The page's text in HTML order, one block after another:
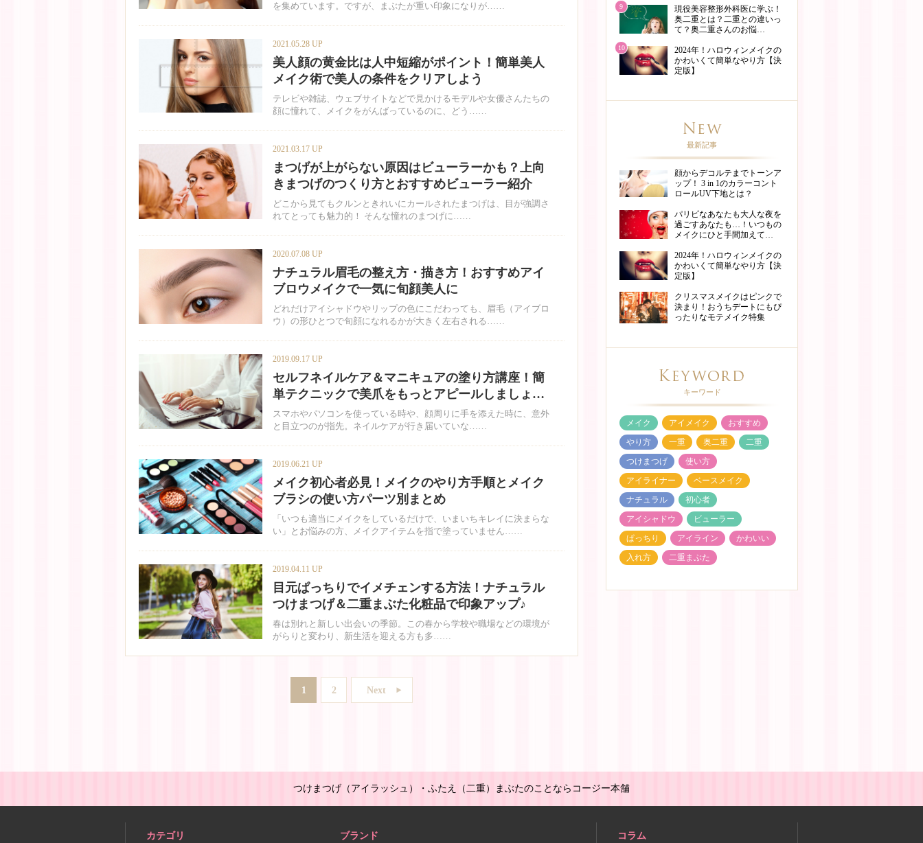
を集めています。ですが、まぶたが重い印象になりが……
2021.05.28 UP
美人顔の黄金比は人中短縮がポイント！簡単美人
メイク術で美人の条件をクリアしよう
テレビや雑誌、ウェブサイトなどで見かけるモデルや女優さんたちの
顔に憧れて、メイクをがんばっているのに、どう……
2021.03.17 UP
まつげが上がらない原因はビューラーかも？上向
きまつげのつくり方とおすすめビューラー紹介
どこから見てもクルンときれいにカールされたまつげは、目が強調さ
れてとっても魅力的！ そんな憧れのまつげに……
2020.07.08 UP
ナチュラル眉毛の整え方・描き方！おすすめアイ
ブロウメイクで一気に旬顔美人に
どれだけアイシャドウやリップの色にこだわっても、眉毛（アイブロ
ウ）の形ひとつで旬顔になれるかが大きく左右される……
2019.09.17 UP
セルフネイルケア＆マニキュアの塗り方講座！簡
単テクニックで美爪をもっとアピールしましょ…
スマホやパソコンを使っている時や、顔周りに手を添えた時に、意外
と目立つのが指先。ネイルケアが行き届いていな……
2019.06.21 UP
メイク初心者必見！メイクのやり方手順とメイク
ブラシの使い方パーツ別まとめ
「いつも適当にメイクをしているだけで、いまいちキレイに決まらな
い」とお悩みの方、メイクアイテムを指で塗っていません……
2019.04.11 UP
目元ぱっちりでイメチェンする方法！ナチュラル
つけまつげ＆二重まぶた化粧品で印象アップ♪
春は別れと新しい出会いの季節。この春から学校や職場などの環境が
がらりと変わり、新生活を迎える方も多……
1 2 Next
9
現役美容整形外科医に学ぶ！
奥二重とは？二重との違いっ
て？奥二重さんのお悩…
10
2024年！ハロウィンメイクの
かわいくて簡単なやり方【決
定版】
最新記事
顔からデコルテまでトーンア
ップ！ 3 in 1のカラーコント
ロールUV下地とは？
パリピなあなたも大人な夜を
過ごすあなたも…！いつもの
メイクにひと手間加えて…
2024年！ハロウィンメイクの
かわいくて簡単なやり方【決
定版】
クリスマスメイクはピンクで
決まり！おうちデートにもぴ
ったりなモテメイク特集
キーワード
メイク アイメイク
おすすめ
やり方
一重 奥二重
二重
つけまつげ
使い方
アイライナー
ベースメイク
ナチュラル
初心者
アイシャドウ
ビューラー
ぱっちり
アイライン
かわいい
入れ方
二重まぶた
つけまつげ（アイラッシュ）・ふたえ（二重）まぶたのことならコージー本舗
カテゴリ ブランド コラム